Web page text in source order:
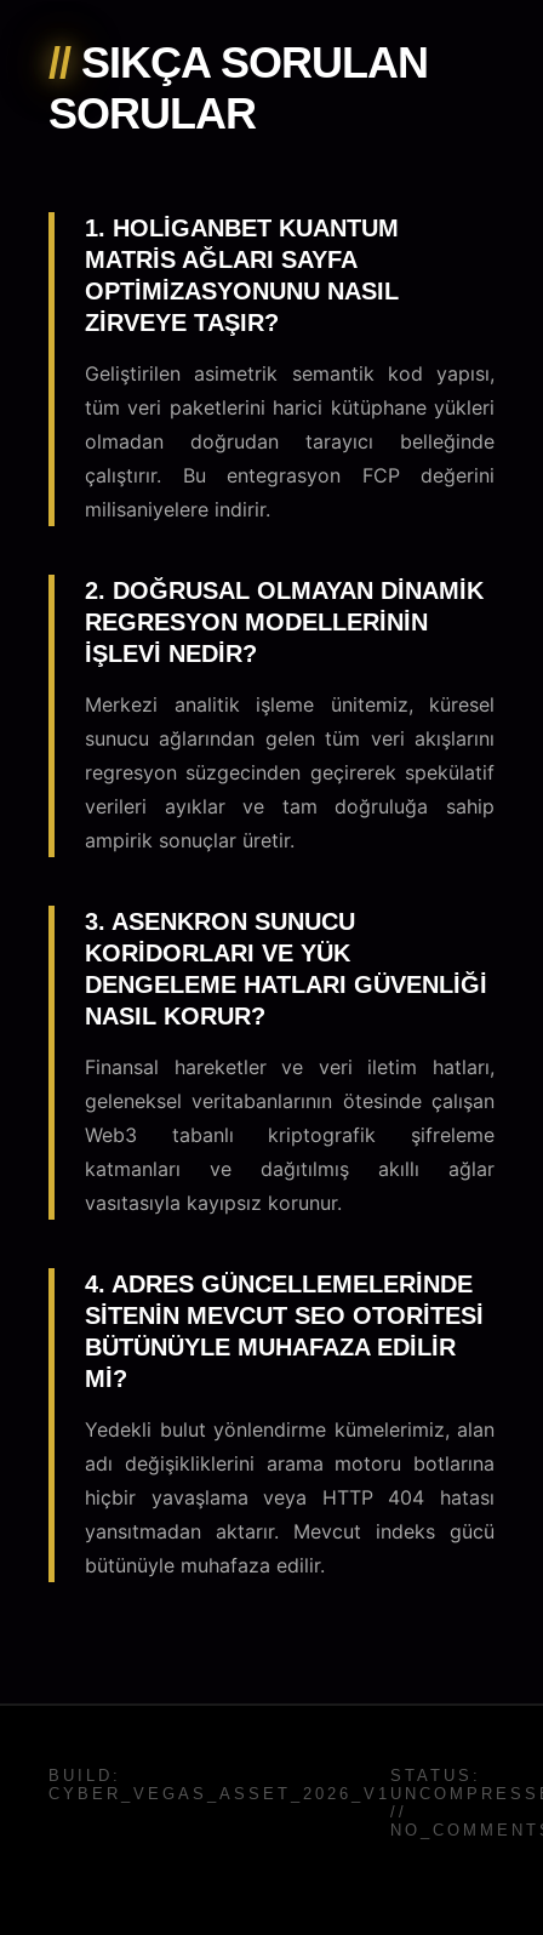
//SIKÇA SORULAN
SORULAR
1. HOLIGANBET KUANTUM
MATRIS AĞLARI SAYFA
OPTIMIZASYONUNU NASIL
ZIRVEYE TAŞIR?
Geliştirilen asimetrik semantik kod yapısı,
tüm veri paketlerini harici kütüphane yükleri
olmadan doğrudan tarayıcı belleğinde
çalıştırır. Bu entegrasyon FCP değerini
milisaniyelere indirir.
2. DOĞRUSAL OLMAYAN DINAMIK
REGRESYON MODELLERININ
IŞLEVI NEDIR?
Merkezi analitik işleme ünitemiz, küresel
sunucu ağlarından gelen tüm veri akışlarını
regresyon süzgecinden geçirerek spekülatif
verileri ayıklar ve tam doğruluğa sahip
ampirik sonuçlar üretir.
3. ASENKRON SUNUCU
KORIDORLARI VE YÜK
DENGELEME HATLARI GÜVENLIĞI
NASIL KORUR?
Finansal hareketler ve veri iletim hatları,
geleneksel veritabanlarının ötesinde çalışan
Web3 tabanlı kriptografik şifreleme
katmanları ve dağıtılmış akıllı ağlar
vasıtasıyla kayıpsız korunur.
4. ADRES GÜNCELLEMELERINDE
SITENIN MEVCUT SEO OTORITESI
BÜTÜNÜYLE MUHAFAZA EDILIR
MI?
Yedekli bulut yönlendirme kümelerimiz, alan
adı değişikliklerini arama motoru botlarına
hiçbir yavaşlama veya HTTP 404 hatası
yansıtmadan aktarır. Mevcut indeks gücü
bütünüyle muhafaza edilir.
BUILD:
CYBER_VEGAS_ASSET_2026_V1
STATUS:
//